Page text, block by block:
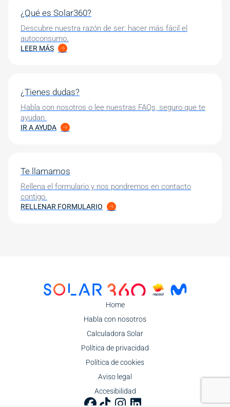
¿Qué es Solar360?
Descubre nuestra razón de ser: hacer más fácil el
autoconsumo.
LEER MÁS
¿Tienes dudas?
Habla con nosotros o lee nuestras FAQs, seguro que te
ayudan.
IR A AYUDA
Te llamamos
Rellena el formulario y nos pondremos en contacto
contigo.
RELLENAR FORMULARIO
Image
Home
Habla con nosotros
Calculadora Solar
Política de privacidad
Política de cookies
Aviso legal
Accesibilidad